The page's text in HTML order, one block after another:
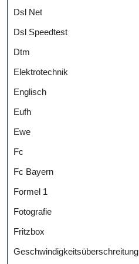
Dsl Net
Dsl Speedtest
Dtm
Elektrotechnik
Englisch
Eufh
Ewe
Fc
Fc Bayern
Formel 1
Fotografie
Fritzbox
Geschwindigkeitsüberschreitung